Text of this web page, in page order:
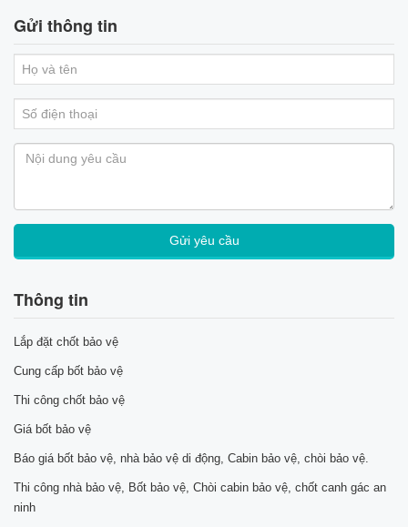
Gửi thông tin
Thông tin
Lắp đặt chốt bảo vệ
Cung cấp bốt bảo vệ
Thi công chốt bảo vệ
Giá bốt bảo vệ
Báo giá bốt bảo vệ, nhà bảo vệ di động, Cabin bảo vệ, chòi bảo vệ.
Thi công nhà bảo vệ, Bốt bảo vệ, Chòi cabin bảo vệ, chốt canh gác an
ninh